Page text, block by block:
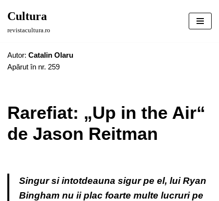
Sari
Cultura
revistacultura.ro
Autor: Catalin Olaru
Apărut în nr. 259
Rarefiat: „Up in the Air“
de Jason Reitman
Singur si intotdeauna sigur pe el, lui Ryan
Bingham nu ii plac foarte multe lucruri pe